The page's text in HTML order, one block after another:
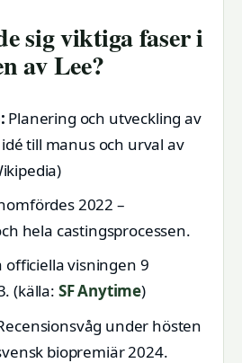
sig viktiga faser i
av Lee?
Planering och utveckling av
till manus och urval av
2022 –
hela castingsprocessen.
officiella visningen 9
(källa: SF Anytime)
under hösten
biopremiär 2024.